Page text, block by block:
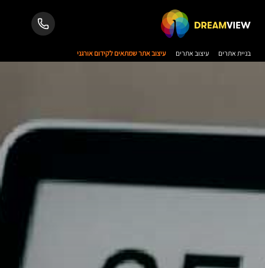
בניית אתרים עיצוב אתרים עיצוב אתר שמתאים לקידום אורגני